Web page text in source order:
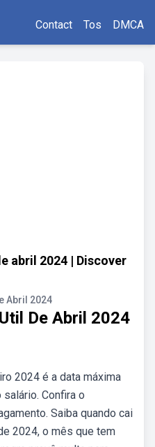
Contact Tos DMCA
abril 2024 | Discover
Abril 2024
De Abril 2024
2024 é a data máxima
Confira o
Saiba quando cai
2024, o mês que tem